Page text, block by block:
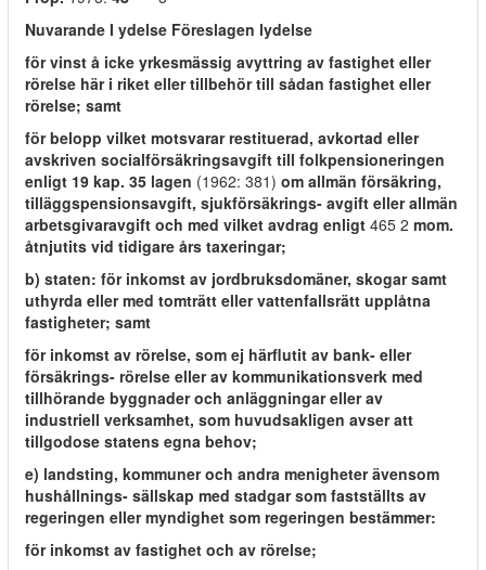
Nuvarande I ydelse Föreslagen lydelse
för vinst å icke yrkesmässig avyttring av fastighet eller
rörelse här i riket eller tillbehör till sådan fastighet eller
rörelse; samt
för belopp vilket motsvarar restituerad, avkortad eller
avskriven socialförsäkringsavgift till folkpensioneringen
enligt 19 kap. 35 lagen (1962: 381) om allmän försäkring,
tilläggspensionsavgift, sjukförsäkrings- avgift eller allmän
arbetsgivaravgift och med vilket avdrag enligt 465 2 mom.
åtnjutits vid tidigare års taxeringar;
b) staten: för inkomst av jordbruksdomäner, skogar samt
uthyrda eller med tomträtt eller vattenfallsrätt upplåtna
fastigheter; samt
för inkomst av rörelse, som ej härflutit av bank- eller
försäkrings- rörelse eller av kommunikationsverk med
tillhörande byggnader och anläggningar eller av
industriell verksamhet, som huvudsakligen avser att
tillgodose statens egna behov;
e) landsting, kommuner och andra menigheter ävensom
hushållnings- sällskap med stadgar som fastställts av
regeringen eller myndighet som regeringen bestämmer:
för inkomst av fastighet och av rörelse;